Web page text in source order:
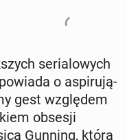
se­ria­lo­wych
o aspi­ru­ją­
gest wzglę­dem
obsesji
Gunning, która